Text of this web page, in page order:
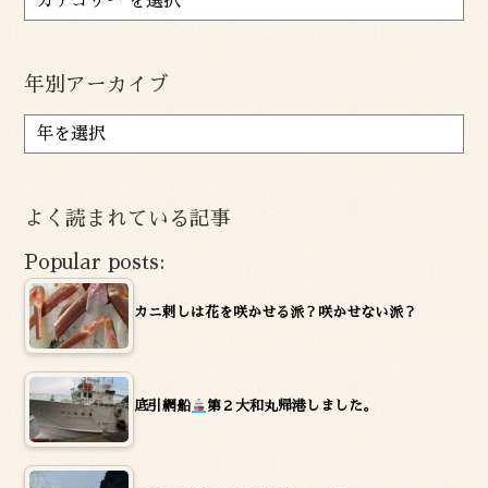
年別アーカイブ
ア
ー
ブ
よく読まれている記事
Popular posts:
カニ刺しは花を咲かせる派？咲かせない派？
底引網船 第２大和丸帰港しました。